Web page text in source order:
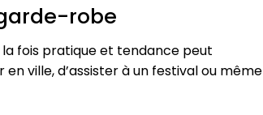
robe
fois pratique et tendance peut
ville, d’assister à un festival ou même